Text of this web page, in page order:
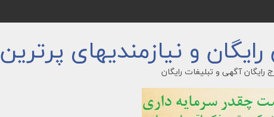
و نیازمندیهای پرترین
رایگان آگهی و تبلیغات رایگان